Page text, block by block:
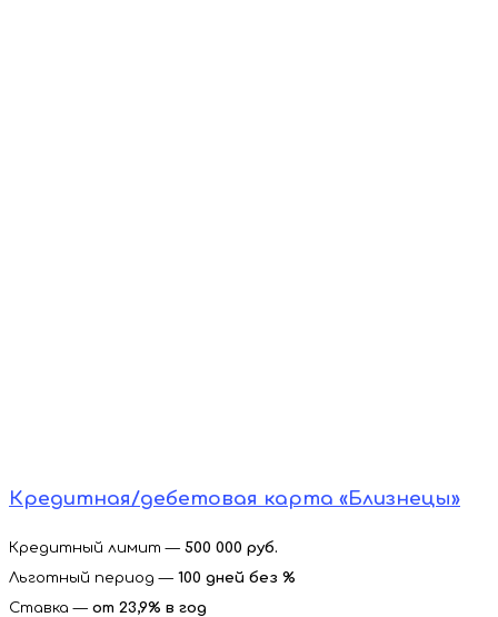
Кредитная/дебетовая карта «Близнецы»
Кредитный лимит — 500 000 руб.
Льготный период — 100 дней без %
Ставка — от 23,9% в год